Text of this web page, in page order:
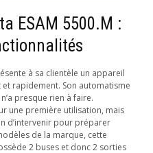
ESAM 5500.M :
à sa clientèle un appareil
rapidement. Son automatisme
presque rien à faire.
une première utilisation, mais
d’intervenir pour préparer
de la marque, cette
2 buses et donc 2 sorties